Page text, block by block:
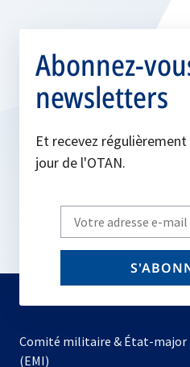
Abonnez-
newsletters
Et recevez régulièrement
jour de l'OTAN.
Write
your
email
Comité militaire & État-
(EMI)